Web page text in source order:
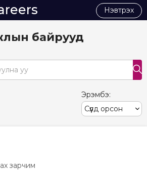
Нэвтрэх
байрууд
search
Эрэмбэ:
зарчим